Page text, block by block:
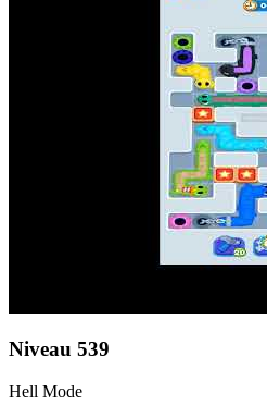
Niveau 539
Hell Mode